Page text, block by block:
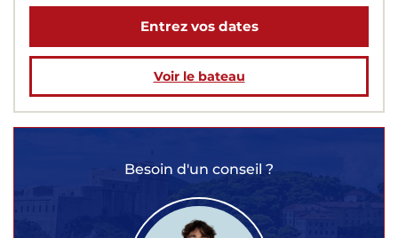
Entrez vos dates
Voir le bateau
Besoin d'un conseil ?